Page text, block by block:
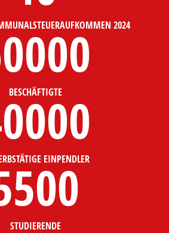
2024
BESCHÄFTIGTE
EINPENDLER
STUDIERENDE